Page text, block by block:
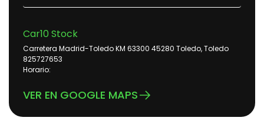
Car10 Stock
Carretera Madrid-Toledo KM 63300 45280 Toledo, Toledo
825727653
Horario:
VER EN GOOGLE MAPS